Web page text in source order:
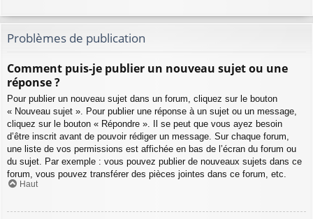
Problèmes de publication
Comment puis-je publier un nouveau sujet ou une
réponse ?
Pour publier un nouveau sujet dans un forum, cliquez sur le bouton
« Nouveau sujet ». Pour publier une réponse à un sujet ou un message,
cliquez sur le bouton « Répondre ». Il se peut que vous ayez besoin
d’être inscrit avant de pouvoir rédiger un message. Sur chaque forum,
une liste de vos permissions est affichée en bas de l’écran du forum ou
du sujet. Par exemple : vous pouvez publier de nouveaux sujets dans ce
forum, vous pouvez transférer des pièces jointes dans ce forum, etc.
Haut